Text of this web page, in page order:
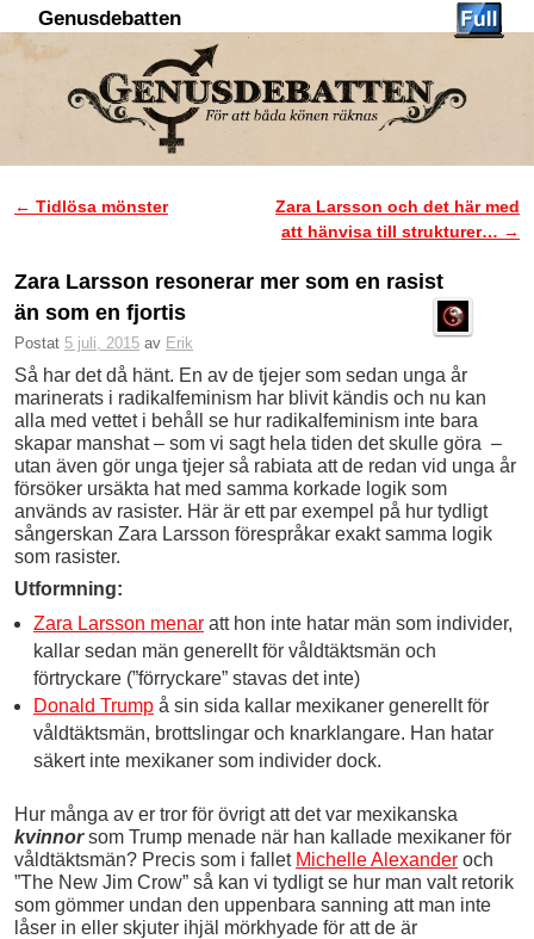
Genusdebatten
Inläggsnavigering
← Tidlösa mönster
Zara Larsson och det här med
att hänvisa till strukturer… →
Zara Larsson resonerar mer som en rasist
än som en fjortis
Postat 5 juli, 2015 av Erik
Så har det då hänt. En av de tjejer som sedan unga år
marinerats i radikalfeminism har blivit kändis och nu kan
alla med vettet i behåll se hur radikalfeminism inte bara
skapar manshat – som vi sagt hela tiden det skulle göra –
utan även gör unga tjejer så rabiata att de redan vid unga år
försöker ursäkta hat med samma korkade logik som
används av rasister. Här är ett par exempel på hur tydligt
sångerskan Zara Larsson förespråkar exakt samma logik
som rasister.
Utformning:
Zara Larsson menaratt hon inte hatar män som individer,
kallar sedan män generellt för våldtäktsmän och
förtryckare (”förryckare” stavas det inte)
Donald Trumpå sin sida kallar mexikaner generellt för
våldtäktsmän, brottslingar och knarklangare. Han hatar
säkert inte mexikaner som individer dock.
Hur många av er tror för övrigt att det var mexikanska
kvinnorsom Trump menade när han kallade mexikaner för
våldtäktsmän? Precis som i fallet Michelle Alexander och
”The New Jim Crow” så kan vi tydligt se hur man valt retorik
som gömmer undan den uppenbara sanning att man inte
låser in eller skjuter ihjäl mörkhyade för att de är